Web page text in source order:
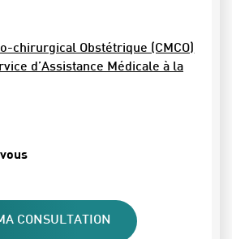
chirurgical Obstétrique (CMCO)
d’Assistance Médicale à la
CONSULTATION